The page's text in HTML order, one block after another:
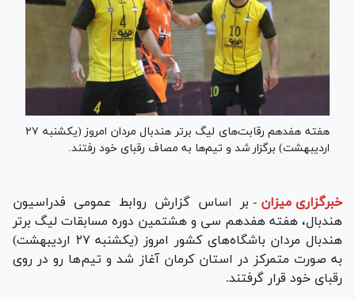
هفته هفدهم رقابت‌های لیگ برتر هندبال مردان امروز (یکشنبه ۲۷
اردیبهشت) برگزار شد و تیم‌ها به مصاف رقبای خود رفتند.
خبرگزاری میزان - بر اساس گزارش روابط عمومی فدراسیون
هندبال، هفته هفدهم سی و هشتمین دوره مسابقات لیگ برتر
هندبال مردان باشگاه‌های کشور امروز (یکشنبه ۲۷ اردیبهشت)
به صورت متمرکز در استان کرمان آغاز شد و تیم‌ها رو در روی
رقبای خود قرار گرفتند.